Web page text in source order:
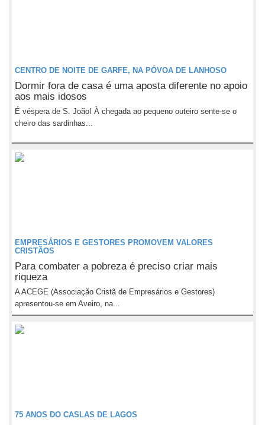
CENTRO DE NOITE DE GARFE, NA PÓVOA DE LANHOSO
Dormir fora de casa é uma aposta diferente no apoio
aos mais idosos
É véspera de S. João! À chegada ao pequeno outeiro sente-se o
cheiro das sardinhas...
EMPRESÁRIOS E GESTORES PROMOVEM VALORES
CRISTÃOS
Para combater a pobreza é preciso criar mais
riqueza
A ACEGE (Associação Cristã de Empresários e Gestores)
apresentou-se em Aveiro, na...
75 ANOS DO CASLAS DE LAGOS